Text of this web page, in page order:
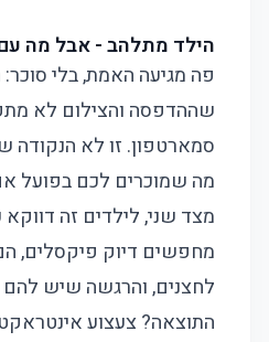
הילד מתלהב - אבל מה
פה מגיעה האמת, בלי סוכר:
שההדפסה והצילום לא
סמארטפון. זו לא הנקודה
מה שמוכרים לכם בפועל
מצד שני, לילדים זה
מחפשים דיוק פיקסלים,
לחצנים, והרגשה שיש
התוצאה? צעצוע